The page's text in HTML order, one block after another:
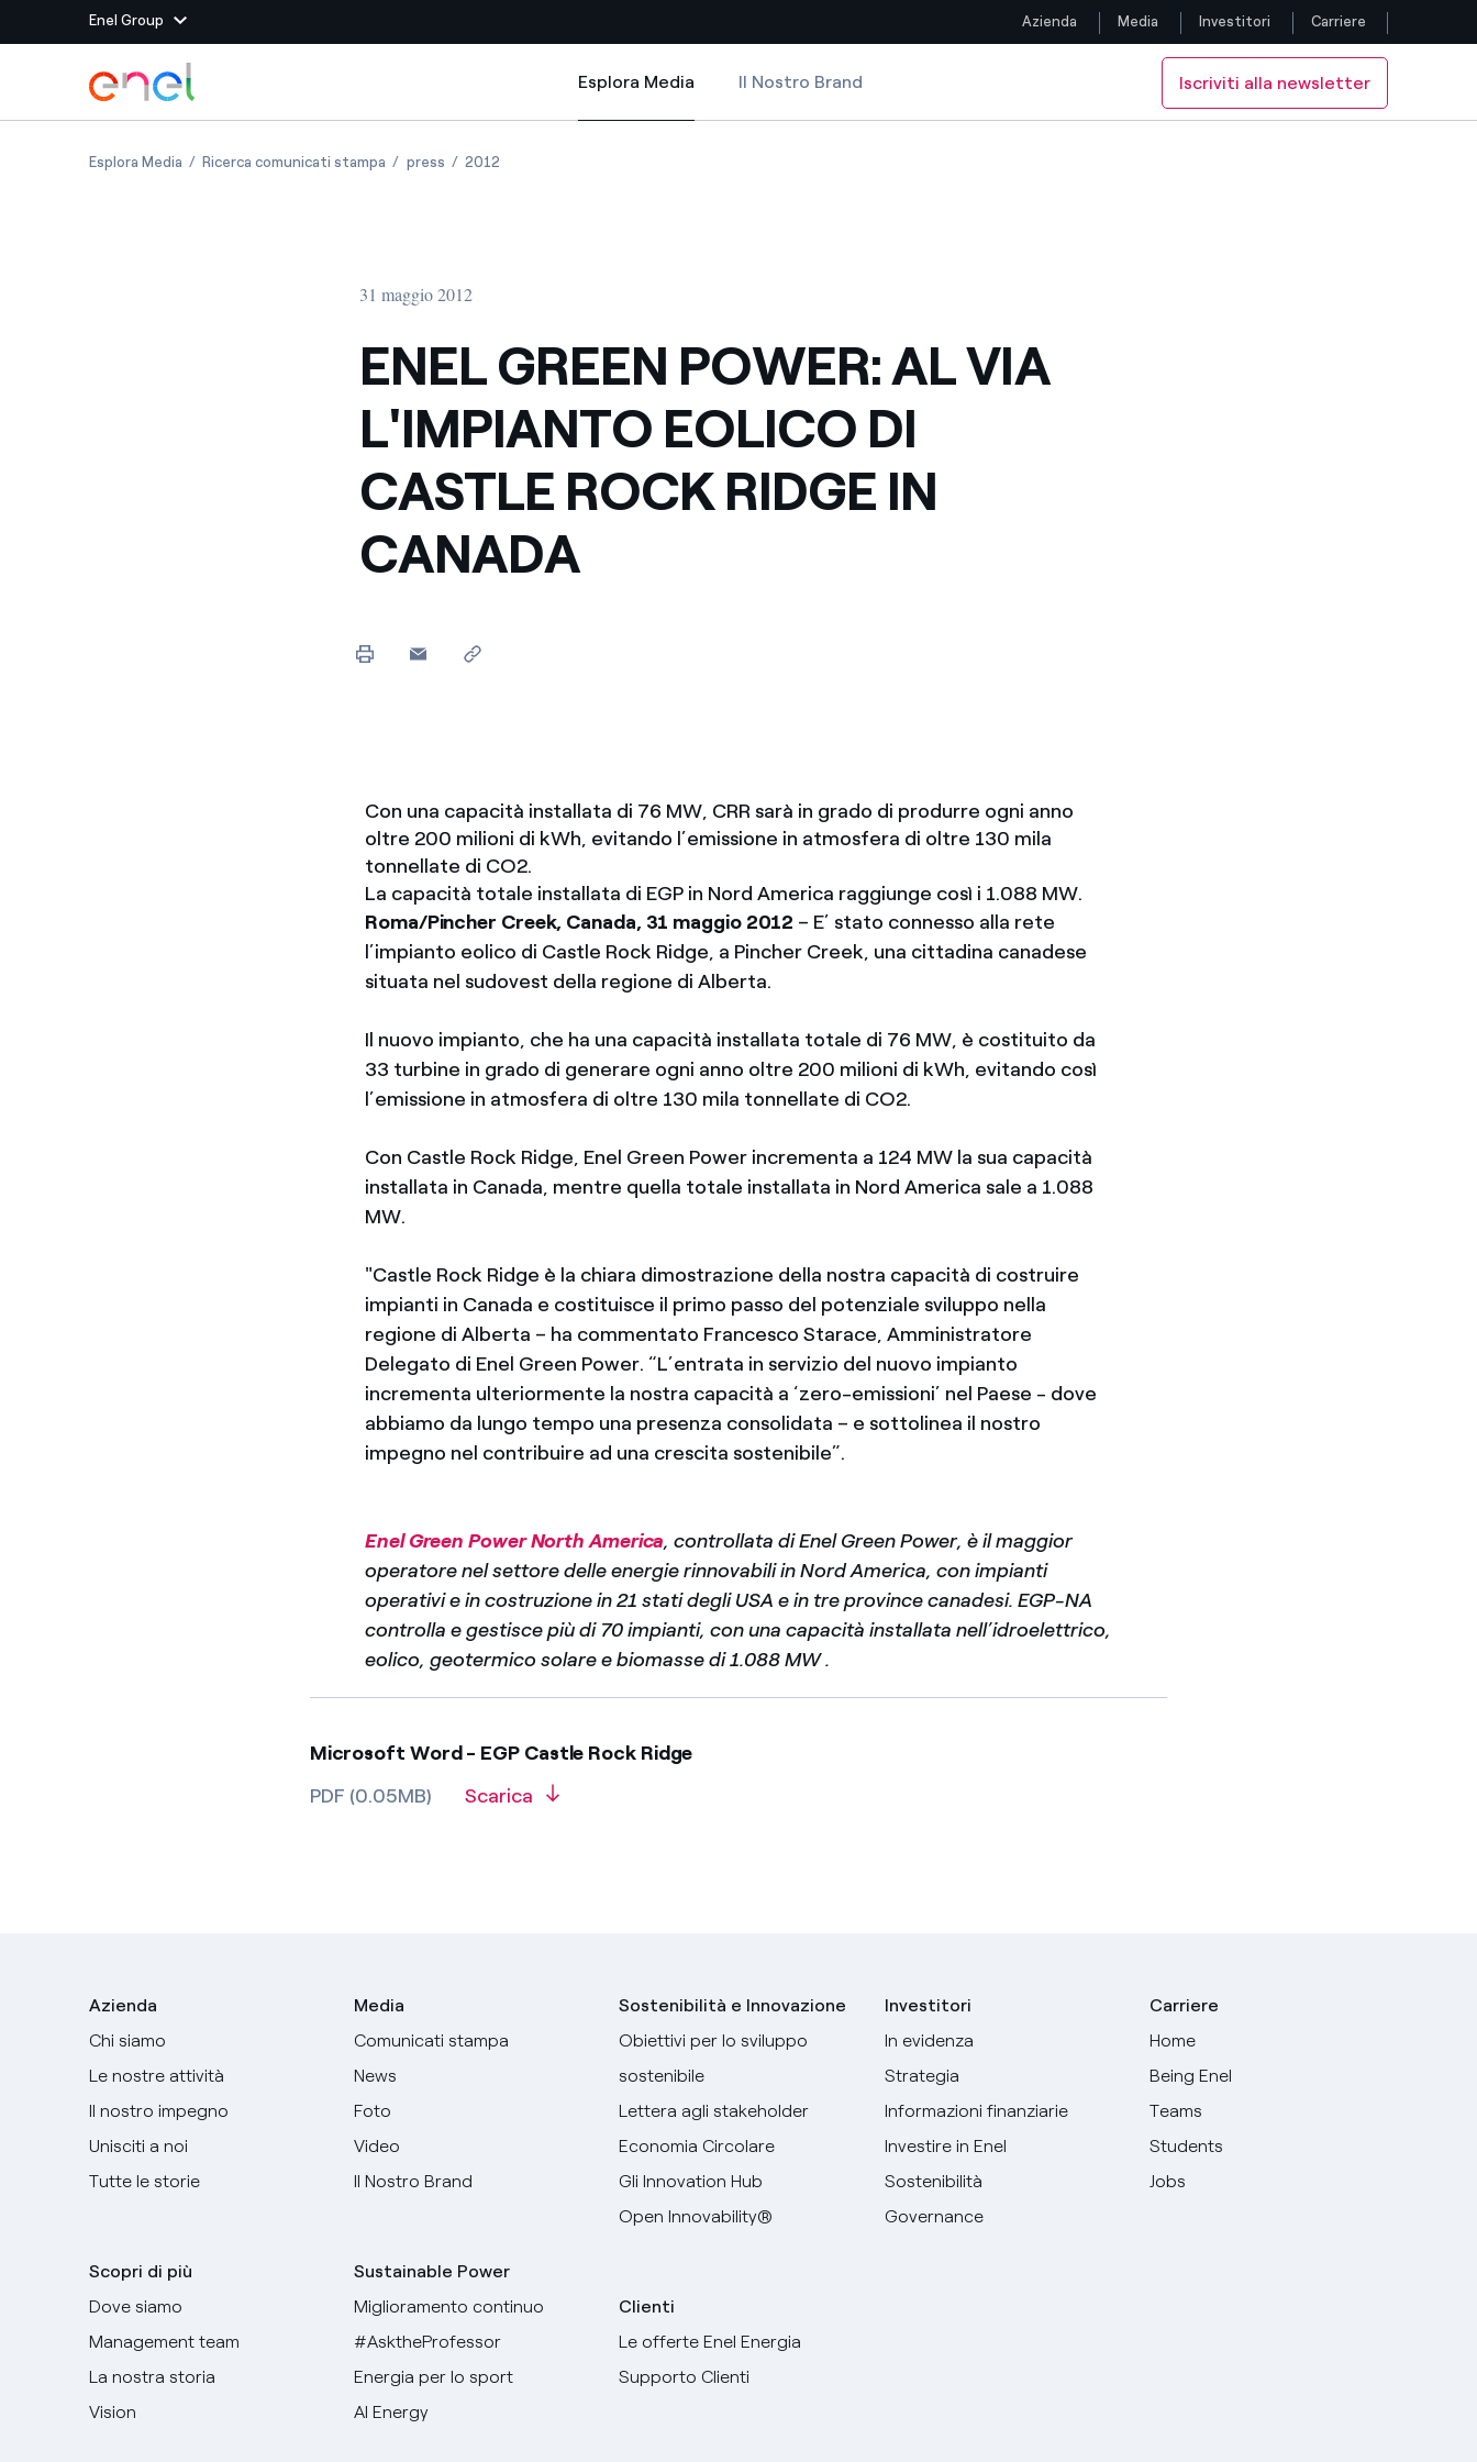
Enel Group
Siti del Gruppo
Enel Green Power Produciamo energia pulita da fonti rinnovabili
Massimizziamo la creazione di valore grazie al
rapporto con i nostri fornitori
energia pulita
Raccontiamo la storia dell'elettricità in Italia
Siti Paese
Colombia
Iberia
Italia
Seguici
Vai al contenuto principale
Azienda Media Investitori Carriere
Esplora Media
Esplora Media
Il Nostro Brand Iscriviti alla newsletter
Esplora MediaENEL GREEN POWER: AL VIA L'IMPIANTO EOLICO DI CASTLE ROCK RIDGE IN CANADA
Ricerca comunicati stampa ENEL GREEN POWER: AL VIA L'IMPIANTO EOLICO DI CASTLE ROCK RIDGE IN CANADA
pressENEL GREEN POWER: AL VIA L'IMPIANTO EOLICO DI CASTLE ROCK RIDGE IN CANADA
2012
31 maggio 2012
ENEL GREEN POWER: AL VIA
L'IMPIANTO EOLICO DI
CASTLE ROCK RIDGE IN
CANADA
Con una capacità installata di 76 MW, CRR sarà in grado di produrre ogni anno
oltre 200 milioni di kWh, evitando l’emissione in atmosfera di oltre 130 mila
tonnellate di CO2.
La capacità totale installata di EGP in Nord America raggiunge così i 1.088 MW.
Roma/Pincher Creek, Canada, 31 maggio 2012 – E’ stato connesso alla rete
l’impianto eolico di Castle Rock Ridge, a Pincher Creek, una cittadina canadese
situata nel sudovest della regione di Alberta.
Il nuovo impianto, che ha una capacità installata totale di 76 MW, è costituito da
33 turbine in grado di generare ogni anno oltre 200 milioni di kWh, evitando così
l’emissione in atmosfera di oltre 130 mila tonnellate di CO2.
Con Castle Rock Ridge, Enel Green Power incrementa a 124 MW la sua capacità
installata in Canada, mentre quella totale installata in Nord America sale a 1.088
MW.
"Castle Rock Ridge è la chiara dimostrazione della nostra capacità di costruire
impianti in Canada e costituisce il primo passo del potenziale sviluppo nella
regione di Alberta – ha commentato Francesco Starace, Amministratore
Delegato di Enel Green Power. “L’entrata in servizio del nuovo impianto
incrementa ulteriormente la nostra capacità a ‘zero-emissioni’ nel Paese - dove
abbiamo da lungo tempo una presenza consolidata – e sottolinea il nostro
impegno nel contribuire ad una crescita sostenibile”.
Enel Green Power North America, controllata di Enel Green Power, è il maggior
operatore nel settore delle energie rinnovabili in Nord America, con impianti
operativi e in costruzione in 21 stati degli USA e in tre province canadesi. EGP-NA
controlla e gestisce più di 70 impianti, con una capacità installata nell’idroelettrico,
eolico, geotermico solare e biomasse di 1.088 MW .
Microsoft Word - EGP Castle Rock Ridge
PDF (0.05MB)
Scarica
Azienda
Chi siamo
Le nostre attività
Il nostro impegno
Unisciti a noi
Tutte le storie
Scopri di più
Dove siamo
Management team
La nostra storia
Vision
Media
Comunicati stampa
News
Foto
Video
Il Nostro Brand
Sustainable Power
Miglioramento continuo
#AsktheProfessor
Energia per lo sport
AI Energy
Sostenibilità e Innovazione
Obiettivi per lo sviluppo
sostenibile
Lettera agli stakeholder
Economia Circolare
Gli Innovation Hub
Open Innovability®
Clienti
Le offerte Enel Energia
Supporto Clienti
Investitori
In evidenza
Strategia
Informazioni finanziarie
Investire in Enel
Sostenibilità
Governance
Carriere
Home
Being Enel
Teams
Students
Jobs